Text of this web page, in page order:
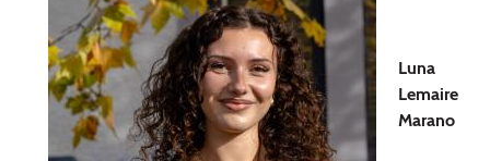
Luna
Lemaire
Marano